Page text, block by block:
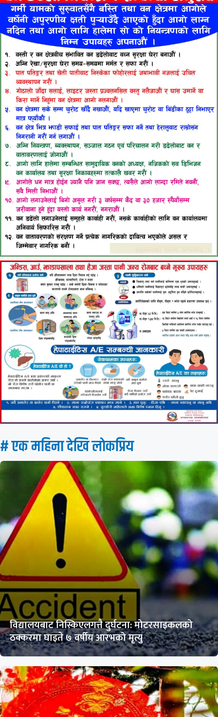
# एक महिना देखि लाेकप्रिय
विद्यालयबाट निस्किएलगत्तै दुर्घटना: मोटरसाइकलको
ठक्करमा घाइते ७ वर्षीय आरभको मृत्यु